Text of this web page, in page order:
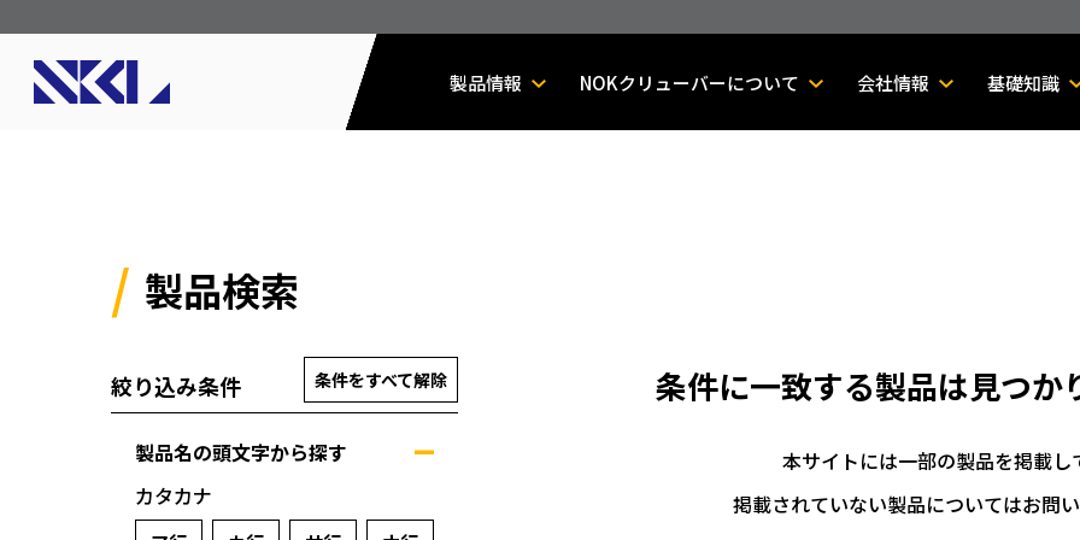
製品情報 NOKクリューバーについて 会社情報 基礎知識
製品検索
絞り込み条件 条件をすべて解除
製品名の頭文字から探す
カタカナ
条件に一致する製品は見つか
本サイトには一部の製品を掲載し
掲載されていない製品についてはお問